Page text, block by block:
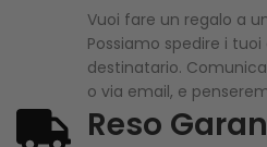
Vuoi fare un regalo a
Possiamo spedire i
destinatario.
o via email, e
Reso